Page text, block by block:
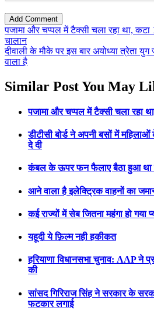
पजामा और चप्पल में टैक्सी चला रहा था, कटा
चालान
दीवाली के मौके पर इस बार अयोध्या त्रेता
वाला है
Similar Post You May
पजामा और चप्पल में टैक्सी चला रहा
डीटीसी बोर्ड ने अपनी बसों में
दे दी
कंबल के ऊपर फन फैलाए बैठा हुआ था
आने वाला है इलेक्ट्रिक वाहनों का
कई राज्यों में सेब जितना महंगा हो गया
यहूदी ये फ़िल्म नही हकीकत
हरियाणा विधानसभा चुनाव: AAP ने
की
सांसद गिरिराज सिंह ने सरकार के
फटकार लगाई